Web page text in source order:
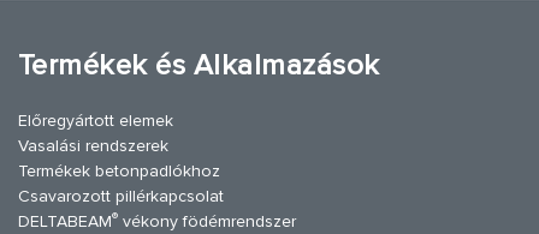
Termékek és Alkalmazások
Előregyártott elemek
Vasalási rendszerek
Termékek betonpadlókhoz
Csavarozott pillérkapcsolat
DELTABEAM® vékony födémrendszer